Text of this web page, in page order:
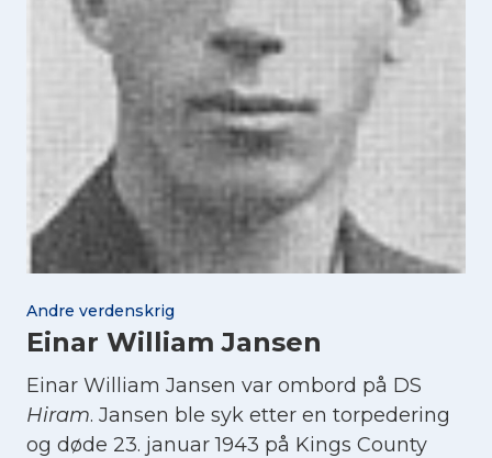
Andre verdenskrig
Einar William Jansen
Einar William Jansen var ombord på DS
Hiram. Jansen ble syk etter en torpedering
og døde 23. januar 1943 på Kings County